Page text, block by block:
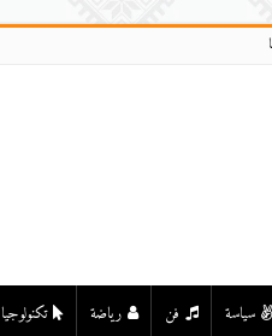
سياسة فن رياضة تكنولوجيا